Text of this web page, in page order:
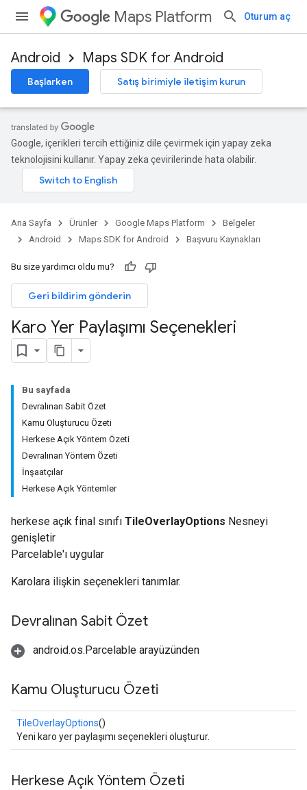
Maps Platform Oturum aç
Android Maps SDK for Android
Başlarken Satış birimiyle iletişim kurun
Google, içerikleri tercih ettiğiniz dile çevirmek için yapay zeka
teknolojisini kullanır. Yapay zeka çevirilerinde hata olabilir.
Ana Sayfa Ürünler Google Maps Platform
Belgeler
Android
Maps SDK for Android Başvuru Kaynakları
Bu size yardımcı oldu mu?
Geri bildirim gönderin
Karo Yer Paylaşımı Seçenekleri
Bu sayfada
Devralınan Sabit Özet
Kamu Oluşturucu Özeti
Herkese Açık Yöntem Özeti
Devralınan Yöntem Özeti
İnşaatçılar
Herkese Açık Yöntemler
herkese açık final sınıfı TileOverlayOptions Nesneyi
genişletir
Parcelable'ı uygular
Karolara ilişkin seçenekleri tanımlar.
Devralınan Sabit Özet
android.os.Parcelable arayüzünden
Kamu Oluşturucu Özeti
TileOverlayOptions()
Yeni karo yer paylaşımı seçenekleri oluşturur.
Herkese Açık Yöntem Özeti